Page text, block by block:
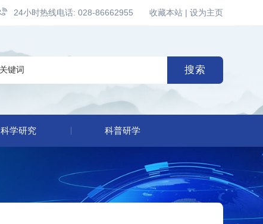
24小时热线电话: 028-86662955 收藏本站 设为主页
搜索
科学研究 科普研学